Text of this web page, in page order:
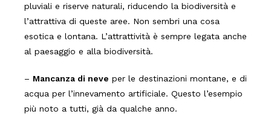
pluviali e riserve naturali, riducendo la biodiversità e
l’attrattiva di queste aree. Non sembri una cosa
esotica e lontana. L’attrattività è sempre legata anche
al paesaggio e alla biodiversità.
– Mancanza di neve per le destinazioni montane, e di
acqua per l’innevamento artificiale. Questo l’esempio
più noto a tutti, già da qualche anno.